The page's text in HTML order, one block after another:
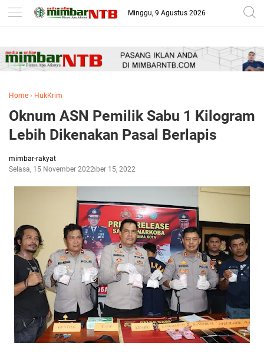
-->
Minggu, 9 Agustus 2026
Home › HukKrim
Oknum ASN Pemilik Sabu 1 Kilogram
Lebih Dikenakan Pasal Berlapis
mimbar-rakyat
Selasa, 15 November 2022November 15, 2022